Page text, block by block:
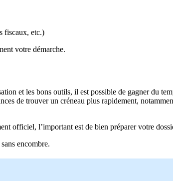
fiscaux, etc.)
votre démarche.
et les bons outils, il est possible de gagner du
de trouver un créneau plus rapidement,
officiel, l’important est de bien préparer votre
encombre.